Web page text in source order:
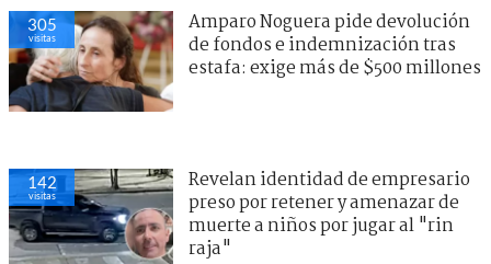
305
visitas
Amparo Noguera pide devolución
de fondos e indemnización tras
estafa: exige más de $500 millones
142
visitas
Revelan identidad de empresario
preso por retener y amenazar de
muerte a niños por jugar al "rin
raja"